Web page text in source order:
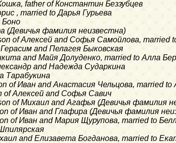
father of Константин Беззубцев
, married to Дарья Гурьева
Боно
(Девичья фамилия неизвестна)
of Алексей and Софья Самойлова, married
Герасим and Пелагея Быковская
and Майя Долуденко, married to Алла
and Надежда Сударкина
Тарабукина
of Иван and Анастасия Чельцова, married
of Алексей and Софья Савич
of Михаил and Агафья (Девичья фамилия
of Иван and Глафира (Девичья фамилия
of Иван and Мария Щурупова, married to
and Елизавета Богданова, married to